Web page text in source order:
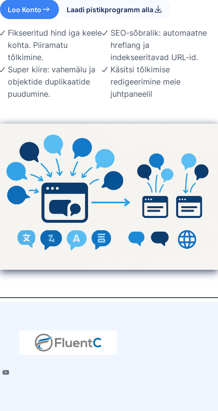
Loo Konto Laadi pistikprogramm alla
Fikseeritud hind iga keele
kohta. Piiramatu
tõlkimine.
Super kiire: vahemälu ja
objektide duplikaatide
puudumine.
SEO-sõbralik: automaatne
hreflang ja
indekseeritavad URL-id.
Käsitsi tõlkimise
redigeerimine meie
juhtpaneelil